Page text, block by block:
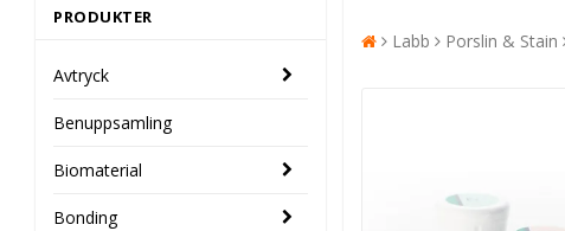
PRODUKTER
Avtryck
Benuppsamling
Biomaterial
Bonding
Labb Porslin & Stain